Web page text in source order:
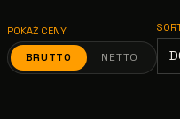
POKAŻ CENY
BRUTTO NETTO